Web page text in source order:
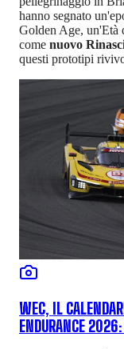
hanno segnato
Golden Age, un'Età
come nuovo
questi prototipi
WEC, IL
ENDURANCE